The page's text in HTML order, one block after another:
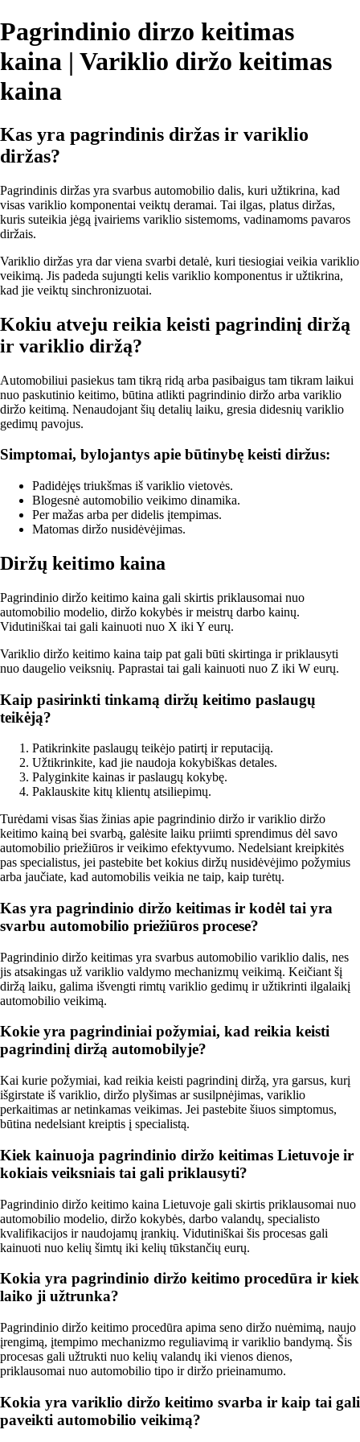
Pagrindinio dirzo keitimas
kaina | Variklio diržo keitimas
kaina
Kas yra pagrindinis diržas ir variklio
diržas?
Pagrindinis diržas yra svarbus automobilio dalis, kuri užtikrina, kad
visas variklio komponentai veiktų deramai. Tai ilgas, platus diržas,
kuris suteikia jėgą įvairiems variklio sistemoms, vadinamoms pavaros
diržais.
Variklio diržas yra dar viena svarbi detalė, kuri tiesiogiai veikia variklio
veikimą. Jis padeda sujungti kelis variklio komponentus ir užtikrina,
kad jie veiktų sinchronizuotai.
Kokiu atveju reikia keisti pagrindinį diržą
ir variklio diržą?
Automobiliui pasiekus tam tikrą ridą arba pasibaigus tam tikram laikui
nuo paskutinio keitimo, būtina atlikti pagrindinio diržo arba variklio
diržo keitimą. Nenaudojant šių detalių laiku, gresia didesnių variklio
gedimų pavojus.
Simptomai, bylojantys apie būtinybę keisti diržus:
Padidėjęs triukšmas iš variklio vietovės.
Blogesnė automobilio veikimo dinamika.
Per mažas arba per didelis įtempimas.
Matomas diržo nusidėvėjimas.
Diržų keitimo kaina
Pagrindinio diržo keitimo kaina gali skirtis priklausomai nuo
automobilio modelio, diržo kokybės ir meistrų darbo kainų.
Vidutiniškai tai gali kainuoti nuo X iki Y eurų.
Variklio diržo keitimo kaina taip pat gali būti skirtinga ir priklausyti
nuo daugelio veiksnių. Paprastai tai gali kainuoti nuo Z iki W eurų.
Kaip pasirinkti tinkamą diržų keitimo paslaugų
teikėją?
Patikrinkite paslaugų teikėjo patirtį ir reputaciją.
Užtikrinkite, kad jie naudoja kokybiškas detales.
Palyginkite kainas ir paslaugų kokybę.
Paklauskite kitų klientų atsiliepimų.
Turėdami visas šias žinias apie pagrindinio diržo ir variklio diržo
keitimo kainą bei svarbą, galėsite laiku priimti sprendimus dėl savo
automobilio priežiūros ir veikimo efektyvumo. Nedelsiant kreipkitės
pas specialistus, jei pastebite bet kokius diržų nusidėvėjimo požymius
arba jaučiate, kad automobilis veikia ne taip, kaip turėtų.
Kas yra pagrindinio diržo keitimas ir kodėl tai yra
svarbu automobilio priežiūros procese?
Pagrindinio diržo keitimas yra svarbus automobilio variklio dalis, nes
jis atsakingas už variklio valdymo mechanizmų veikimą. Keičiant šį
diržą laiku, galima išvengti rimtų variklio gedimų ir užtikrinti ilgalaikį
automobilio veikimą.
Kokie yra pagrindiniai požymiai, kad reikia keisti
pagrindinį diržą automobilyje?
Kai kurie požymiai, kad reikia keisti pagrindinį diržą, yra garsus, kurį
išgirstate iš variklio, diržo plyšimas ar susilpnėjimas, variklio
perkaitimas ar netinkamas veikimas. Jei pastebite šiuos simptomus,
būtina nedelsiant kreiptis į specialistą.
Kiek kainuoja pagrindinio diržo keitimas Lietuvoje ir
kokiais veiksniais tai gali priklausyti?
Pagrindinio diržo keitimo kaina Lietuvoje gali skirtis priklausomai nuo
automobilio modelio, diržo kokybės, darbo valandų, specialisto
kvalifikacijos ir naudojamų įrankių. Vidutiniškai šis procesas gali
kainuoti nuo kelių šimtų iki kelių tūkstančių eurų.
Kokia yra pagrindinio diržo keitimo procedūra ir kiek
laiko ji užtrunka?
Pagrindinio diržo keitimo procedūra apima seno diržo nuėmimą, naujo
įrengimą, įtempimo mechanizmo reguliavimą ir variklio bandymą. Šis
procesas gali užtrukti nuo kelių valandų iki vienos dienos,
priklausomai nuo automobilio tipo ir diržo prieinamumo.
Kokia yra variklio diržo keitimo svarba ir kaip tai gali
paveikti automobilio veikimą?